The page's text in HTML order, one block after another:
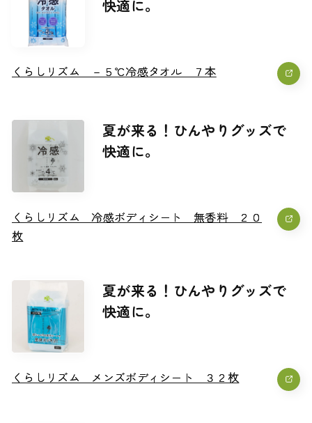
介
文
品
名
快適に。
くらしリズム －５℃冷感タオル ７本
くらしリズム －５℃冷感タオル ７本
夏が来る！ひんやりグッズで
快適に。
くらしリズム 冷感ボディシート 無香料 ２０
枚
くらしリズム 冷感ボディシート 無香料 ２０
枚
夏が来る！ひんやりグッズで
快適に。
くらしリズム メンズボディシート ３２枚
くらしリズム メンズボディシート ３２枚